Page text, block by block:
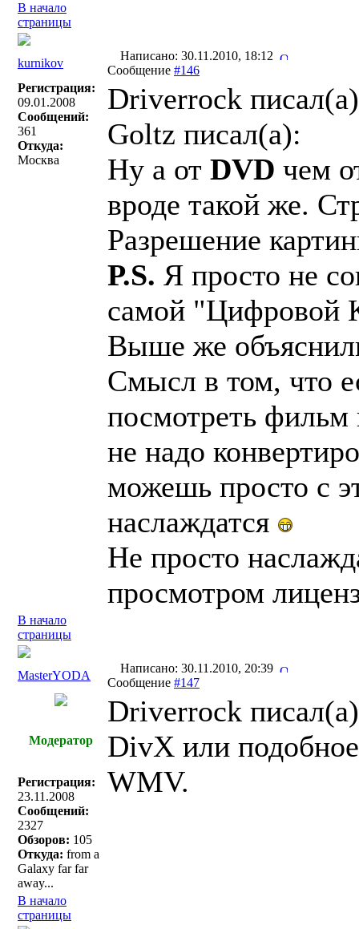
В начало
страницы
kurnikov
Написано: 30.11.2010, 18:12
Сообщение #146
Регистрация:
09.01.2008
Сообщений:
361
Откуда:
Москва
Driverrock
Goltz писал(a):
Ну а от DVD чем
вроде такой же.
Разрешение
P.S. Я просто не
самой "Цифровой
Выше же
Смысл в том, что
посмотреть фильм
не надо
можешь просто с
наслаждатся
Не просто
просмотром
В начало
страницы
MasterYODA
Написано: 30.11.2010, 20:39
Сообщение #147
Модератор
Регистрация:
23.11.2008
Сообщений:
2327
Обзоров: 105
Откуда: from a
Galaxy far far
away...
Driverrock
DivX или подобное
WMV.
В начало
страницы